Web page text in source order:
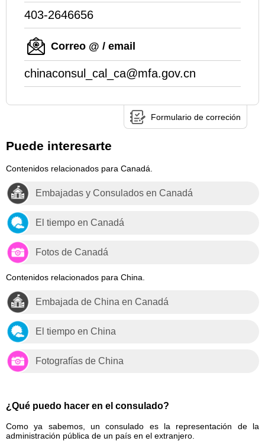
403-2646656
Correo @ / email
chinaconsul_cal_ca@mfa.gov.cn
Formulario de correción
Puede interesarte
Contenidos relacionados para Canadá.
Embajadas y Consulados en Canadá
El tiempo en Canadá
Fotos de Canadá
Contenidos relacionados para China.
Embajada de China en Canadá
El tiempo en China
Fotografías de China
¿Qué puedo hacer en el consulado?
Como ya sabemos, un consulado es la representación de la
administración pública de un país en el extranjero.